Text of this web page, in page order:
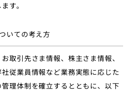
す。
いての考え方
取引先さま情報、株主さま情報、
従業員情報など業務実態に応じた
理体制を確立するとともに、以下